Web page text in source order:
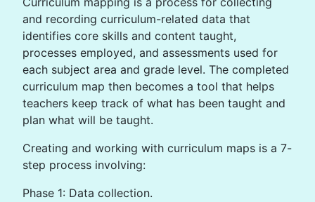
and recording curriculum-related data that
identifies core skills and content taught,
processes employed, and assessments used for
each subject area and grade level. The completed
curriculum map then becomes a tool that helps
teachers keep track of what has been taught and
plan what will be taught.
Creating and working with curriculum maps is a 7-
step process involving:
Phase 1: Data collection.